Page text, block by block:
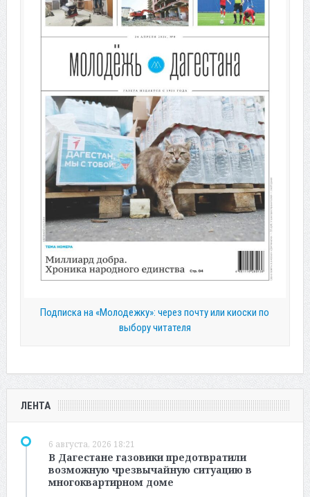
Подписка на «Молодежку»: через почту или киоски по
выбору читателя
ЛЕНТА
6 августа, 2026 18:21
В Дагестане газовики предотвратили
возможную чрезвычайную ситуацию в
многоквартирном доме